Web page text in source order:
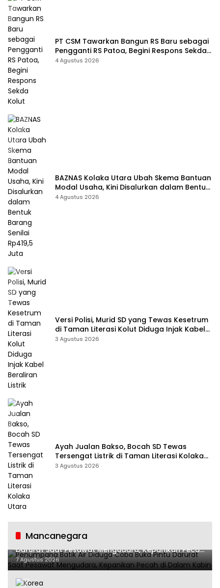
PT CSM Tawarkan Bangun RS Baru sebagai
Pengganti RS Patoa, Begini Respons Sekda
Kolut
4 Agustus 2026
BAZNAS Kolaka Utara Ubah Skema Bantuan
Modal Usaha, Kini Disalurkan dalam Bentuk
Barang Senilai Rp419,5 Juta
4 Agustus 2026
Versi Polisi, Murid SD yang Tewas Kesetrum
di Taman Literasi Kolut Diduga Injak Kabel
Beraliran Listrik
3 Agustus 2026
Ayah Jualan Bakso, Bocah SD Tewas
Tersengat Listrik di Taman Literasi Kolaka
Utara
3 Agustus 2026
Mancanegara
Penumpang Batik Air Diduga Coba Buka Pintu
Darurat Saat Pesawat Mengudara, Kepanikan Pecah
di Dalam Kabin
7 Agustus 2026